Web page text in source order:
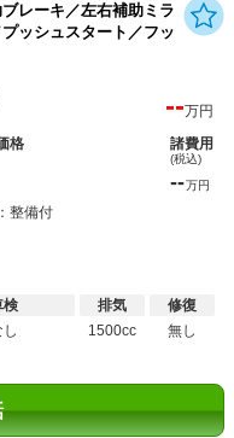
レーキ／左右補助ミラ
ッシュスタート／フッ
--万円
格
諸費用
(税込)
--万円
整備付
検
排気
1500cc
修復
無し